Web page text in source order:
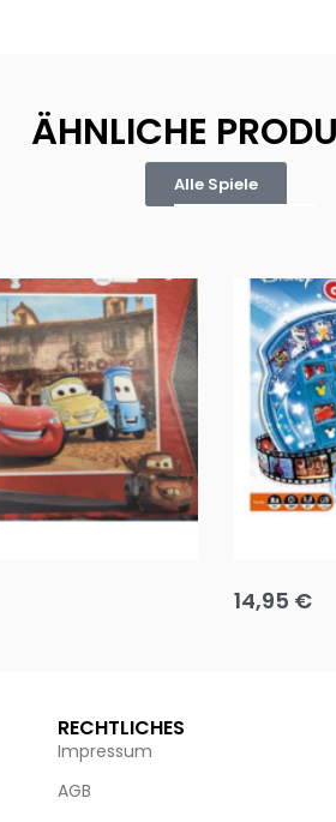
ÄHNLICHE
Alle Spiele
14,95 €
RECHTLICHES
Impressum
AGB